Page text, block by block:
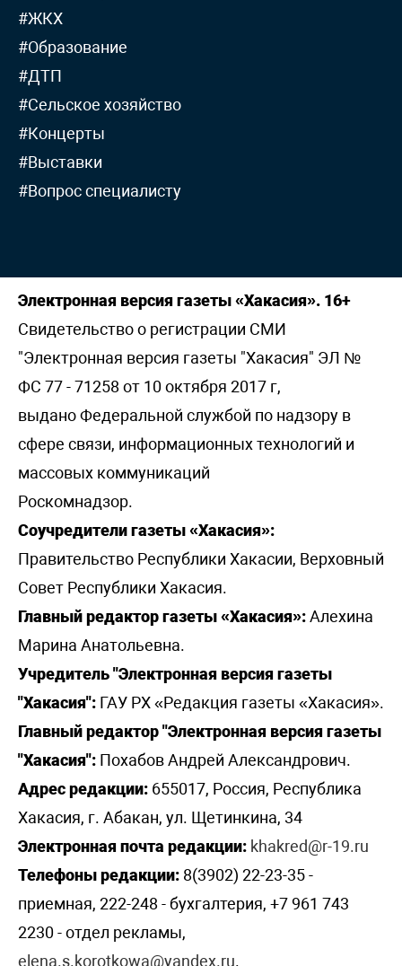
#ЖКХ
#Образование
#ДТП
#Сельское хозяйство
#Концерты
#Выставки
#Вопрос специалисту
Электронная версия газеты «Хакасия». 16+
Свидетельство о регистрации СМИ
"Электронная версия газеты "Хакасия" ЭЛ №
ФС 77 - 71258 от 10 октября 2017 г,
выдано Федеральной службой по надзору в
сфере связи, информационных технологий и
массовых коммуникаций
Роскомнадзор.
Соучредители газеты «Хакасия»:
Правительство Республики Хакасии, Верховный
Совет Республики Хакасия.
Главный редактор газеты «Хакасия»:Алехина
Марина Анатольевна.
Учредитель "Электронная версия газеты
"Хакасия": ГАУ РХ «Редакция газеты «Хакасия».
Главный редактор "Электронная версия газеты
"Хакасия": Похабов Андрей Александрович.
Адрес редакции: 655017, Россия, Республика
Хакасия, г. Абакан, ул. Щетинкина, 34
Электронная почта редакции: khakred@r-19.ru
Телефоны редакции: 8(3902) 22-23-35 -
приемная, 222-248 - бухгалтерия, +7 961 743
2230 - отдел рекламы,
elena.s.korotkowa@yandex.ru.